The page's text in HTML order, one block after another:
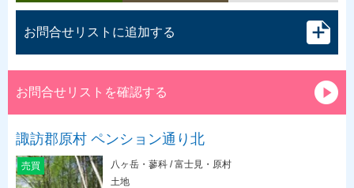
お問合せリストに追加する
お問合せリストを確認する
諏訪郡原村 ペンション通り北
売買
八ヶ岳・蓼科 / 富士見・原村
土地